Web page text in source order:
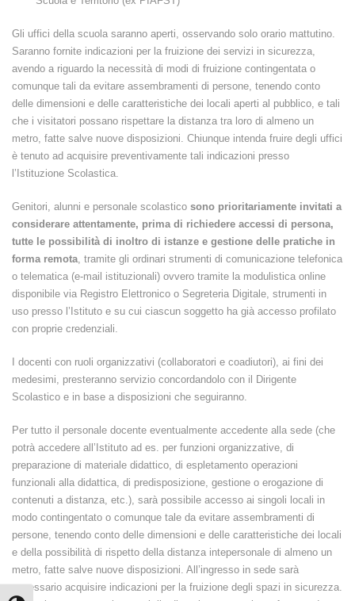
Gli uffici della scuola saranno aperti, osservando solo orario mattutino.
Saranno fornite indicazioni per la fruizione dei servizi in sicurezza,
avendo a riguardo la necessità di modi di fruizione contingentata o
comunque tali da evitare assembramenti di persone, tenendo conto
delle dimensioni e delle caratteristiche dei locali aperti al pubblico, e tali
che i visitatori possano rispettare la distanza tra loro di almeno un
metro, fatte salve nuove disposizioni. Chiunque intenda fruire degli uffici
è tenuto ad acquisire preventivamente tali indicazioni presso
l’Istituzione Scolastica.
Genitori, alunni e personale scolastico sono prioritariamente invitati a
considerare attentamente, prima di richiedere accessi di persona,
tutte le possibilità di inoltro di istanze e gestione delle pratiche in
forma remota , tramite gli ordinari strumenti di comunicazione telefonica
o telematica (e-mail istituzionali) ovvero tramite la modulistica online
disponibile via Registro Elettronico o Segreteria Digitale, strumenti in
uso presso l’Istituto e su cui ciascun soggetto ha già accesso profilato
con proprie credenziali.
I docenti con ruoli organizzativi (collaboratori e coadiutori), ai fini dei
medesimi, presteranno servizio concordandolo con il Dirigente
Scolastico e in base a disposizioni che seguiranno.
Per tutto il personale docente eventualmente accedente alla sede (che
potrà accedere all’Istituto ad es. per funzioni organizzative, di
preparazione di materiale didattico, di espletamento operazioni
funzionali alla didattica, di predisposizione, gestione o erogazione di
contenuti a distanza, etc.), sarà possibile accesso ai singoli locali in
modo contingentato o comunque tale da evitare assembramenti di
persone, tenendo conto delle dimensioni e delle caratteristiche dei locali
e della possibilità di rispetto della distanza intepersonale di almeno un
metro, fatte salve nuove disposizioni. All’ingresso in sede sarà
necessario acquisire indicazioni per la fruizione degli spazi in sicurezza.